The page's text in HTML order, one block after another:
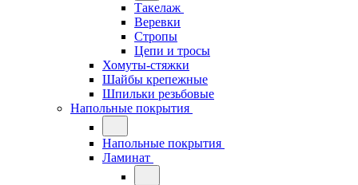
Такелаж
Веревки
Стропы
Цепи и тросы
Хомуты-стяжки
Шайбы крепежные
Шпильки резьбовые
Напольные покрытия
Напольные покрытия
Ламинат